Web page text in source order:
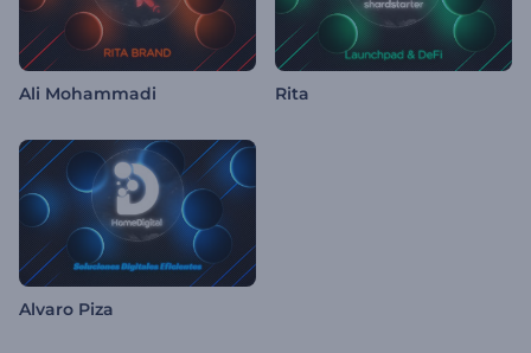
Ali Mohammadi Rita
Alvaro Piza